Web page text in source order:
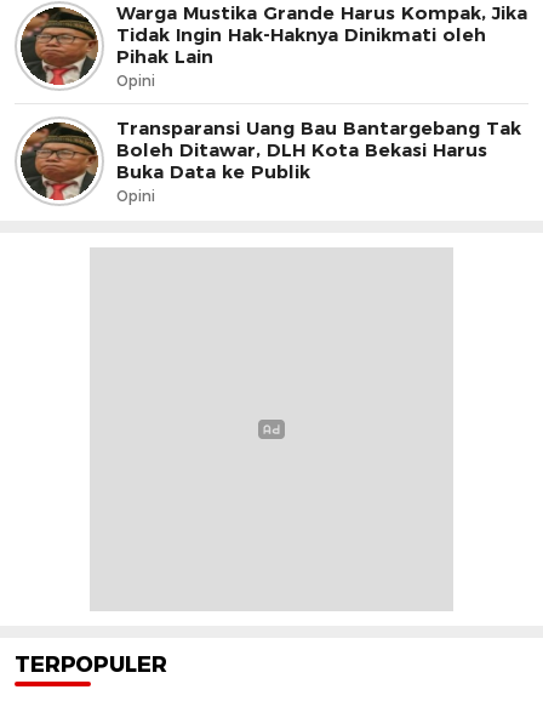
Warga Mustika Grande Harus Kompak, Jika
Tidak Ingin Hak-Haknya Dinikmati oleh
Pihak Lain
Opini
Transparansi Uang Bau Bantargebang Tak
Boleh Ditawar, DLH Kota Bekasi Harus
Buka Data ke Publik
Opini
TERPOPULER